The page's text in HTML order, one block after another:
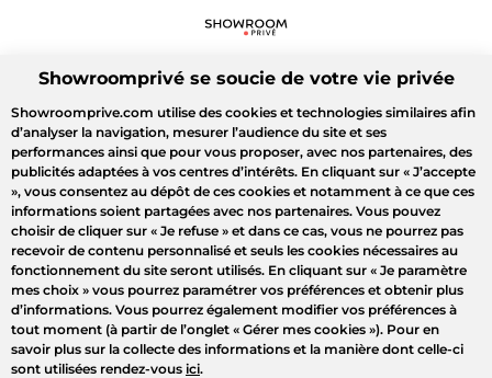
Showroomprivé se soucie de votre vie privée
Showroomprive.com utilise des cookies et technologies similaires afin
d’analyser la navigation, mesurer l’audience du site et ses
performances ainsi que pour vous proposer, avec nos partenaires, des
publicités adaptées à vos centres d’intérêts. En cliquant sur « J’accepte
», vous consentez au dépôt de ces cookies et notamment à ce que ces
informations soient partagées avec nos partenaires. Vous pouvez
choisir de cliquer sur « Je refuse » et dans ce cas, vous ne pourrez pas
recevoir de contenu personnalisé et seuls les cookies nécessaires au
fonctionnement du site seront utilisés. En cliquant sur « Je paramètre
mes choix » vous pourrez paramétrer vos préférences et obtenir plus
d’informations. Vous pourrez également modifier vos préférences à
tout moment (à partir de l’onglet « Gérer mes cookies »). Pour en
savoir plus sur la collecte des informations et la manière dont celle-ci
sont utilisées rendez-vous ici.